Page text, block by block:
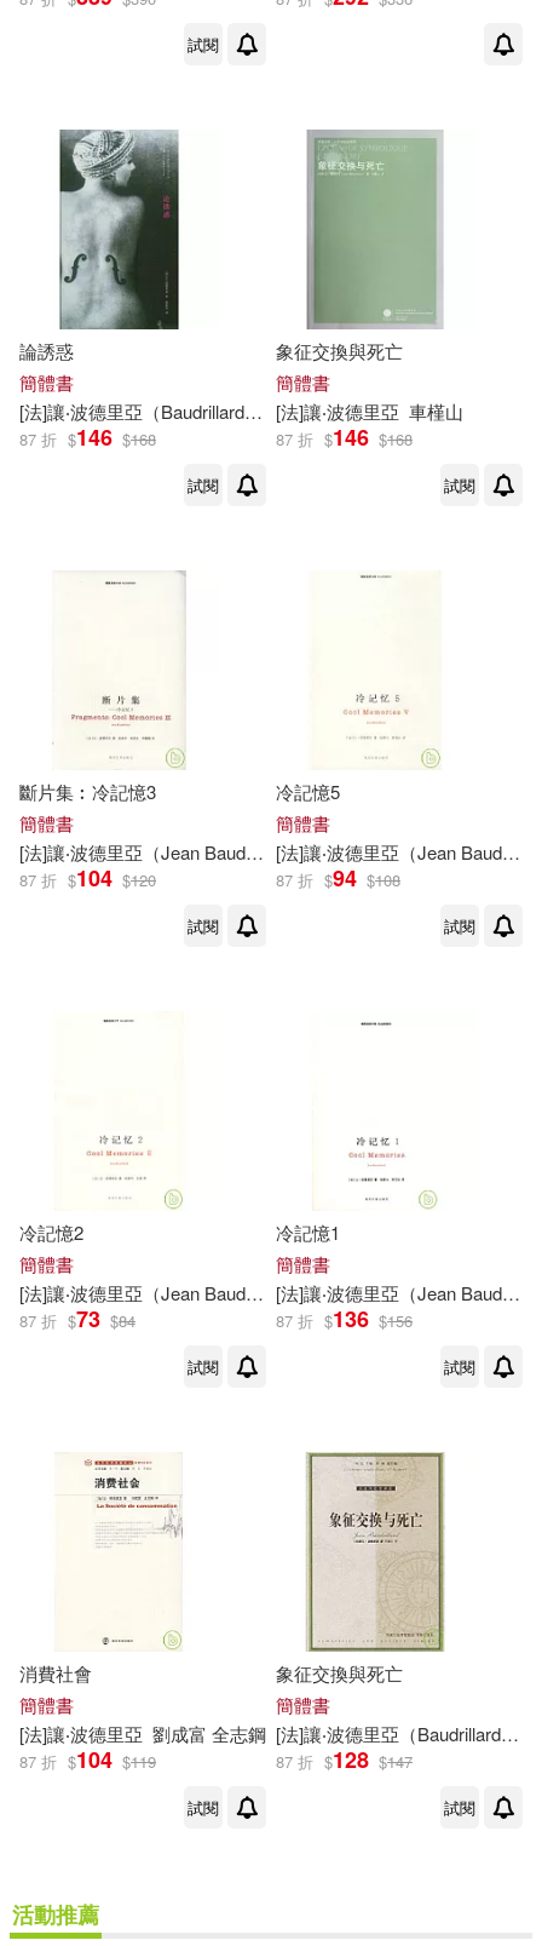
試閱
論誘惑
簡體書
[法]讓‧波德里亞 （Baudrillard，J．） 張新木
87 折 $146 $168
試閱
象征交換與死亡
簡體書
[法]讓‧波德里亞 車槿山
87 折 $146 $168
試閱
斷片集︰冷記憶3
簡體書
[法]讓‧波德里亞 （Jean Baudrillard） 張新木 陳（日文 min）樂
87 折 $104 $120
試閱
冷記憶5
簡體書
[法]讓‧波德里亞 （Jean Baudrillard）
87 折 $94 $108
試閱
冷記憶2
簡體書
[法]讓‧波德里亞 （Jean Baudrillard） 張新木 王晶
87 折 $73 $84
試閱
冷記憶1
簡體書
[法]讓‧波德里亞 （Jean Baudrillard）
87 折 $136 $156
試閱
消費社會
簡體書
[法]讓‧波德里亞 劉成富 全志鋼
87 折 $104 $119
試閱
象征交換與死亡
簡體書
[法]讓‧波德里亞 （Baudrillard，J．）
87 折 $128 $147
試閱
活動推薦